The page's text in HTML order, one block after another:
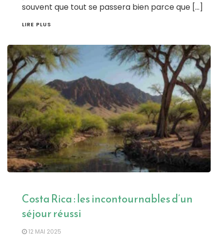
souvent que tout se passera bien parce que […]
LIRE PLUS
Costa Rica : les incontournables d’un
séjour réussi
12 MAI 2025